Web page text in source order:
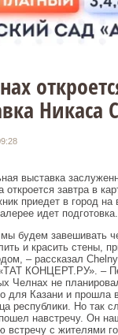
Никаса
выставка
завтра в
приедет в город на
идет подготовка.
будем завешивать
и красить стены,
– рассказал
КОНЦЕРТ.РУ». –
Челнах не
для Казани и прошла
республики. Но так
навстречу. Он
встречу с жителями